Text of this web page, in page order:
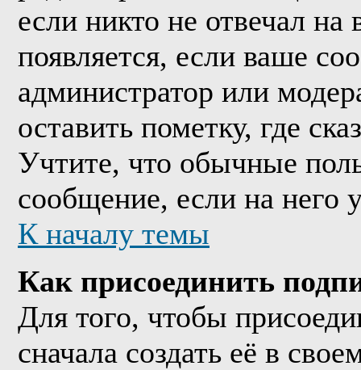
если никто не отвечал
появляется, если ваше
администратор или
оставить пометку, где
Учтите, что обычные
сообщение, если на него
К началу темы
Как присоединить
Для того, чтобы
сначала создать её в